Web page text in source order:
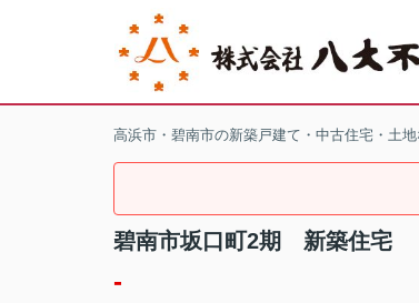
高浜市・碧南市の新築戸建て・中古住宅・土
碧南市坂口町2期 新築住宅
-